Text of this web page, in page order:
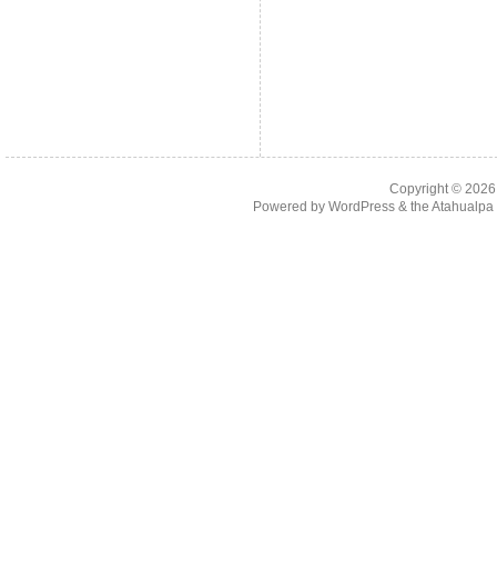
Copyright ©
Powered by WordPress& the Atahualpa